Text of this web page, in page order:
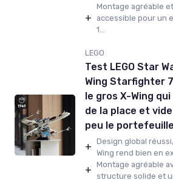
+
Montage agréable et
accessible pour un
1...
LEGO
Test LEGO Star
Wing Starfighter
le gros X-Wing
de la place et
peu le portefeuille
+ Design global
Wing rend bien en
+ Montage agréable
structure solide et